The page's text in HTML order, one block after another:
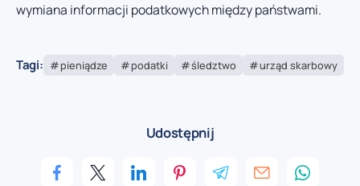
wymiana informacji podatkowych między państwami.
Tagi: pieniądze podatki śledztwo urząd skarbowy
Udostępnij